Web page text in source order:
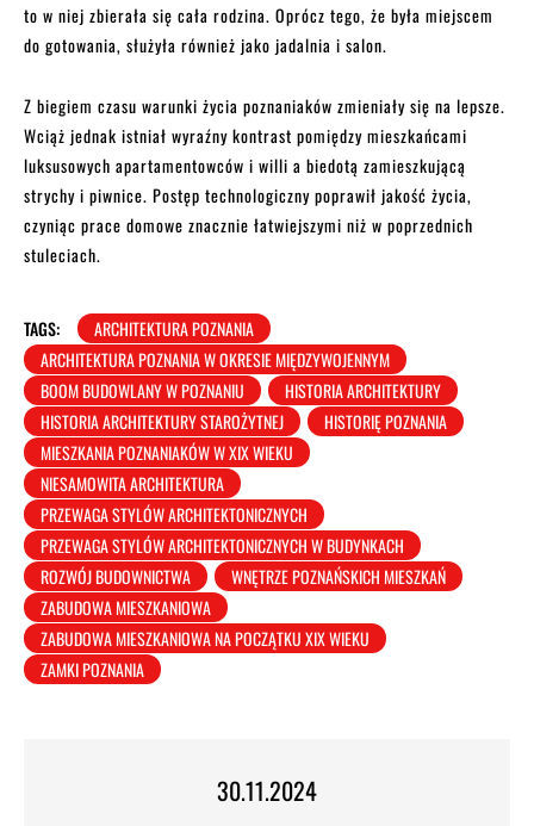
to w niej zbierała się cała rodzina. Oprócz tego, że była miejscem
do gotowania, służyła również jako jadalnia i salon.
Z biegiem czasu warunki życia poznaniaków zmieniały się na lepsze.
Wciąż jednak istniał wyraźny kontrast pomiędzy mieszkańcami
luksusowych apartamentowców i willi a biedotą zamieszkującą
strychy i piwnice. Postęp technologiczny poprawił jakość życia,
czyniąc prace domowe znacznie łatwiejszymi niż w poprzednich
stuleciach.
TAGS:
ARCHITEKTURA POZNANIA
ARCHITEKTURA POZNANIA W OKRESIE MIĘDZYWOJENNYM
BOOM BUDOWLANY W POZNANIU
HISTORIA ARCHITEKTURY
HISTORIA ARCHITEKTURY STAROŻYTNEJ
HISTORIĘ POZNANIA
MIESZKANIA POZNANIAKÓW W XIX WIEKU
NIESAMOWITA ARCHITEKTURA
PRZEWAGA STYLÓW ARCHITEKTONICZNYCH
PRZEWAGA STYLÓW ARCHITEKTONICZNYCH W BUDYNKACH
ROZWÓJ BUDOWNICTWA
WNĘTRZE POZNAŃSKICH MIESZKAŃ
ZABUDOWA MIESZKANIOWA
ZABUDOWA MIESZKANIOWA NA POCZĄTKU XIX WIEKU
ZAMKI POZNANIA
30.11.2024